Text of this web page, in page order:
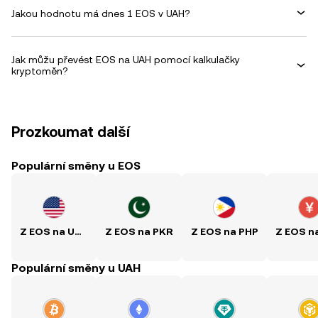
Jakou hodnotu má dnes 1 EOS v UAH?
Jak můžu převést EOS na UAH pomocí kalkulačky
kryptoměn?
Prozkoumat další
Populární směny u EOS
Z EOS na USD Z EOS na PKR Z EOS na PHP
Populární směny u UAH